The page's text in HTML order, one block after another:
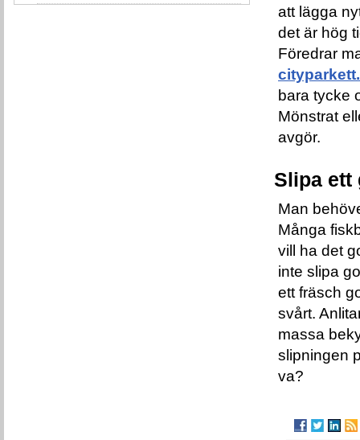
att lägga
det är hög
Föredrar
bara tycke
Mönstrat
avgör.
Slipa ett
Man
Många
vill ha det
inte slipa
ett fräsch
svårt.
massa
slipningen
va?